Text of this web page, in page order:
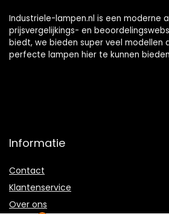
Industriele-lampen.nl is een moderne
prijsvergelijkings- en
biedt, we bieden super veel modellen
perfecte lampen hier te kunnen
Informatie
Contact
Klantenservice
Over ons